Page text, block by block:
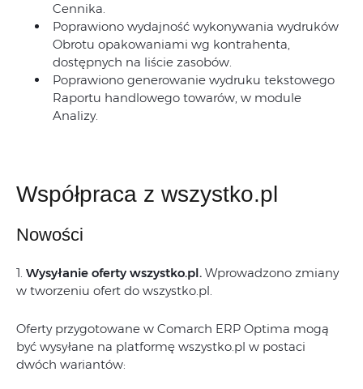
Cennika.
Poprawiono wydajność wykonywania wydruków
Obrotu opakowaniami wg kontrahenta,
dostępnych na liście zasobów.
Poprawiono generowanie wydruku tekstowego
Raportu handlowego towarów, w module
Analizy.
Współpraca z wszystko.pl
Nowości
1. Wysyłanie oferty wszystko.pl. Wprowadzono zmiany
w tworzeniu ofert do wszystko.pl.
Oferty przygotowane w Comarch ERP Optima mogą
być wysyłane na platformę wszystko.pl w postaci
dwóch wariantów: